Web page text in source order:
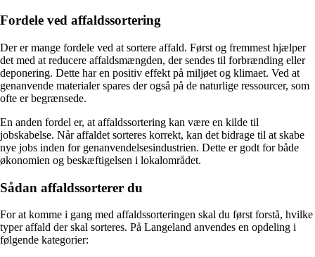
Fordele ved affaldssortering
Der er mange fordele ved at sortere affald. Først og fremmest hjælper
det med at reducere affaldsmængden, der sendes til forbrænding eller
deponering. Dette har en positiv effekt på miljøet og klimaet. Ved at
genanvende materialer spares der også på de naturlige ressourcer, som
ofte er begrænsede.
En anden fordel er, at affaldssortering kan være en kilde til
jobskabelse. Når affaldet sorteres korrekt, kan det bidrage til at skabe
nye jobs inden for genanvendelsesindustrien. Dette er godt for både
økonomien og beskæftigelsen i lokalområdet.
Sådan affaldssorterer du
For at komme i gang med affaldssorteringen skal du først forstå, hvilke
typer affald der skal sorteres. På Langeland anvendes en opdeling i
følgende kategorier: